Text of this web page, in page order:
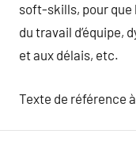
soft-skills, pour que
du travail d’équipe,
et aux délais, etc.
Texte de référence